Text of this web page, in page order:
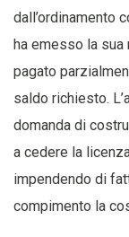
dall’ordinamento
ha emesso la sua
pagato
saldo richiesto.
domanda di
a cedere la
impendendo di
compimento